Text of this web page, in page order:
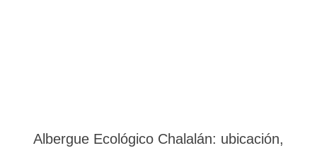
Albergue Ecológico Chalalán: ubicación,